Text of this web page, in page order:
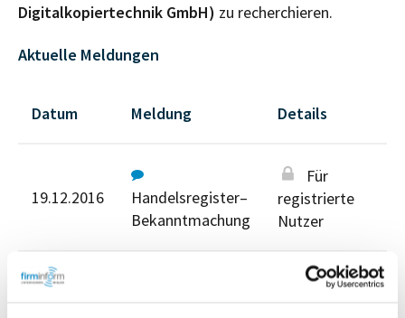
Digitalkopiertechnik GmbH) zu recherchieren.
Aktuelle Meldungen
Datum Meldung Details
19.12.2016
Handelsregister–
Bekanntmachung
Für
registrierte
Nutzer
Für registrierte Nutzer